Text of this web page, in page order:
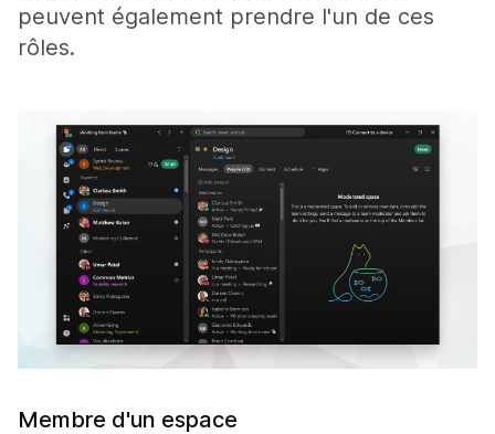
peuvent également prendre l'un de ces
rôles.
Membre d'un espace